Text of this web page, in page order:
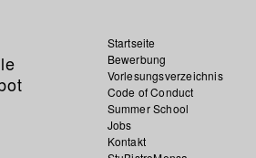
Startseite
Bewerbung
Vorlesungsverzeichnis
Code of Conduct
Summer School
Jobs
Kontakt